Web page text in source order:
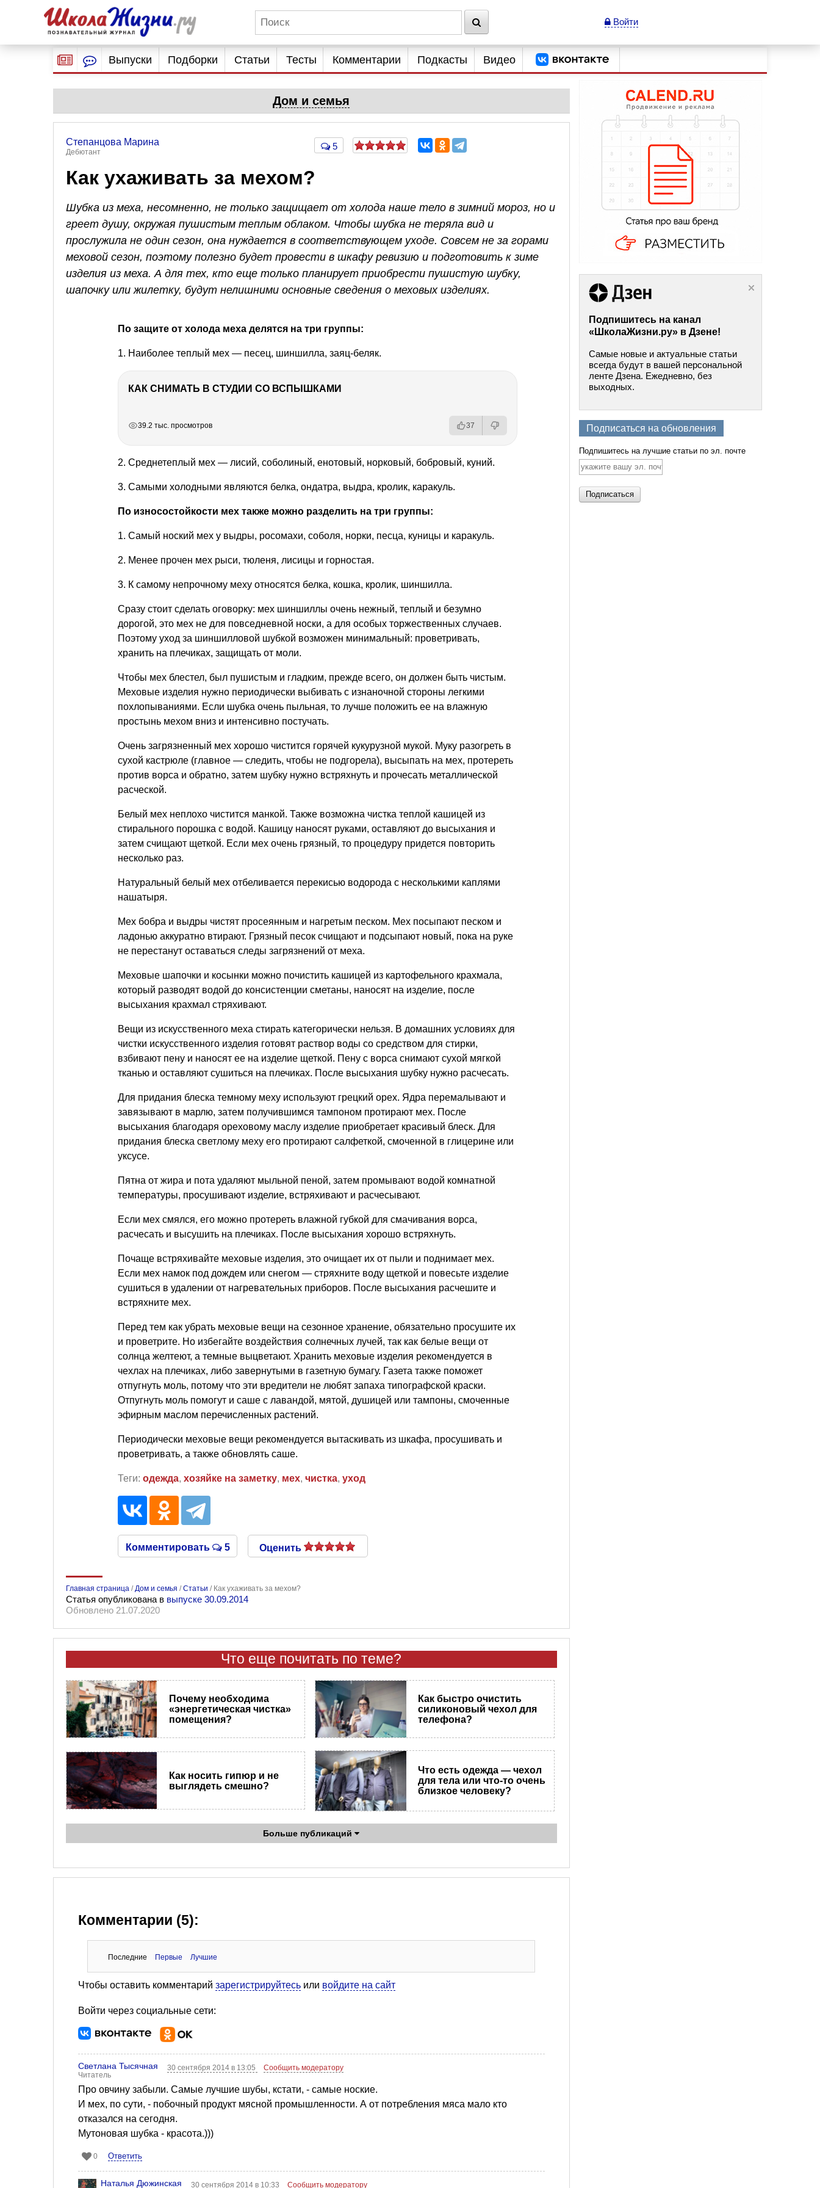
Войти
Выпуски Подборки Статьи Тесты Комментарии Подкасты Видео
Дом и семья
Степанцова Марина
Дебютант
5
Как ухаживать за мехом?
Шубка из меха, несомненно, не только защищает от холода наше тело в зимний мороз, но и
греет душу, окружая пушистым теплым облаком. Чтобы шубка не теряла вид и
прослужила не один сезон, она нуждается в соответствующем уходе. Совсем не за горами
меховой сезон, поэтому полезно будет провести в шкафу ревизию и подготовить к зиме
изделия из меха. А для тех, кто еще только планирует приобрести пушистую шубку,
шапочку или жилетку, будут нелишними основные сведения о меховых изделиях.
По защите от холода меха делятся на три группы:
1. Наиболее теплый мех — песец, шиншилла, заяц-беляк.
КАК СНИМАТЬ В СТУДИИ СО ВСПЫШКАМИ
39.2 тыс. просмотров 37
2. Среднетеплый мех — лисий, соболиный, енотовый, норковый, бобровый, куний.
3. Самыми холодными являются белка, ондатра, выдра, кролик, каракуль.
По износостойкости мех также можно разделить на три группы:
1. Самый ноский мех у выдры, росомахи, соболя, норки, песца, куницы и каракуль.
2. Менее прочен мех рыси, тюленя, лисицы и горностая.
3. К самому непрочному меху относятся белка, кошка, кролик, шиншилла.
Сразу стоит сделать оговорку: мех шиншиллы очень нежный, теплый и безумно
дорогой, это мех не для повседневной носки, а для особых торжественных случаев.
Поэтому уход за шиншилловой шубкой возможен минимальный: проветривать,
хранить на плечиках, защищать от моли.
Чтобы мех блестел, был пушистым и гладким, прежде всего, он должен быть чистым.
Меховые изделия нужно периодически выбивать с изнаночной стороны легкими
похлопываниями. Если шубка очень пыльная, то лучше положить ее на влажную
простынь мехом вниз и интенсивно постучать.
Очень загрязненный мех хорошо чистится горячей кукурузной мукой. Муку разогреть в
сухой кастрюле (главное — следить, чтобы не подгорела), высыпать на мех, протереть
против ворса и обратно, затем шубку нужно встряхнуть и прочесать металлической
расческой.
Белый мех неплохо чистится манкой. Также возможна чистка теплой кашицей из
стирального порошка с водой. Кашицу наносят руками, оставляют до высыхания и
затем счищают щеткой. Если мех очень грязный, то процедуру придется повторить
несколько раз.
Натуральный белый мех отбеливается перекисью водорода с несколькими каплями
нашатыря.
Мех бобра и выдры чистят просеянным и нагретым песком. Мех посыпают песком и
ладонью аккуратно втирают. Грязный песок счищают и подсыпают новый, пока на руке
не перестанут оставаться следы загрязнений от меха.
Меховые шапочки и косынки можно почистить кашицей из картофельного крахмала,
который разводят водой до консистенции сметаны, наносят на изделие, после
высыхания крахмал стряхивают.
Вещи из искусственного меха стирать категорически нельзя. В домашних условиях для
чистки искусственного изделия готовят раствор воды со средством для стирки,
взбивают пену и наносят ее на изделие щеткой. Пену с ворса снимают сухой мягкой
тканью и оставляют сушиться на плечиках. После высыхания шубку нужно расчесать.
Для придания блеска темному меху используют грецкий орех. Ядра перемалывают и
завязывают в марлю, затем получившимся тампоном протирают мех. После
высыхания благодаря ореховому маслу изделие приобретает красивый блеск. Для
придания блеска светлому меху его протирают салфеткой, смоченной в глицерине или
уксусе.
Пятна от жира и пота удаляют мыльной пеной, затем промывают водой комнатной
температуры, просушивают изделие, встряхивают и расчесывают.
Если мех смялся, его можно протереть влажной губкой для смачивания ворса,
расчесать и высушить на плечиках. После высыхания хорошо встряхнуть.
Почаще встряхивайте меховые изделия, это очищает их от пыли и поднимает мех.
Если мех намок под дождем или снегом — стряхните воду щеткой и повесьте изделие
сушиться в удалении от нагревательных приборов. После высыхания расчешите и
встряхните мех.
Перед тем как убрать меховые вещи на сезонное хранение, обязательно просушите их
и проветрите. Но избегайте воздействия солнечных лучей, так как белые вещи от
солнца желтеют, а темные выцветают. Хранить меховые изделия рекомендуется в
чехлах на плечиках, либо завернутыми в газетную бумагу. Газета также поможет
отпугнуть моль, потому что эти вредители не любят запаха типографской краски.
Отпугнуть моль помогут и саше с лавандой, мятой, душицей или тампоны, смоченные
эфирным маслом перечисленных растений.
Периодически меховые вещи рекомендуется вытаскивать из шкафа, просушивать и
проветривать, а также обновлять саше.
Теги: одежда, хозяйке на заметку, мех, чистка, уход
Комментировать 5 Оценить
Главная страница / Дом и семья /Статьи / Как ухаживать за мехом?
Статья опубликована в выпуске 30.09.2014
Обновлено 21.07.2020
Что еще почитать по теме?
Почему необходима
«энергетическая чистка»
помещения?
Как быстро очистить
силиконовый чехол для
телефона?
Как носить гипюр и не
выглядеть смешно?
Что есть одежда — чехол
для тела или что-то очень
близкое человеку?
Больше публикаций
Комментарии (5):
Последние Первые Лучшие
Чтобы оставить комментарий зарегистрируйтесь или войдите на сайт
Войти через социальные сети:
Светлана Тысячная
Читатель
30 сентября 2014 в 13:05 Сообщить модератору
Про овчину забыли. Самые лучшие шубы, кстати, - самые ноские.
И мех, по сути, - побочный продукт мясной промышленности. А от потребления мяса мало кто
отказался на сегодня.
Мутоновая шубка - красота.)))
0 Ответить
Наталья Дюжинская 30 сентября 2014 в 10:33 Сообщить модератору
Подпишитесь на канал
«ШколаЖизни.ру» в Дзене!
Самые новые и актуальные статьи
всегда будут в вашей персональной
ленте Дзена. Ежедневно, без
выходных.
Подписаться на обновления
Подпишитесь на лучшие статьи по эл. почте